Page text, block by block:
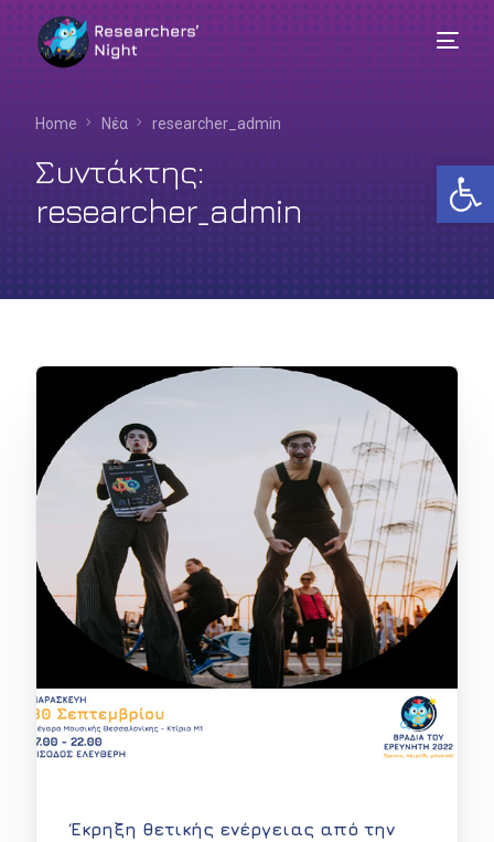
Home Νέα researcher_admin
Συντάκτης:
researcher_admin
Έκρηξη θετικής ενέργειας από την
Ελληνικά